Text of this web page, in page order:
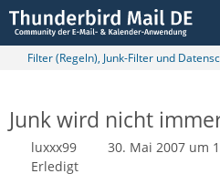
Filter (Regeln), Junk-Filter und
Junk wird nicht
luxxx99 30. Mai 2007 um
Erledigt